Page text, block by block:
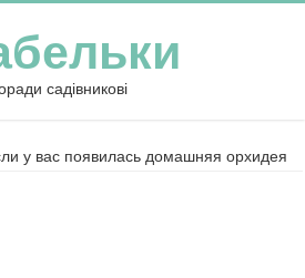
садівникові
у вас появилась домашняя орхидея